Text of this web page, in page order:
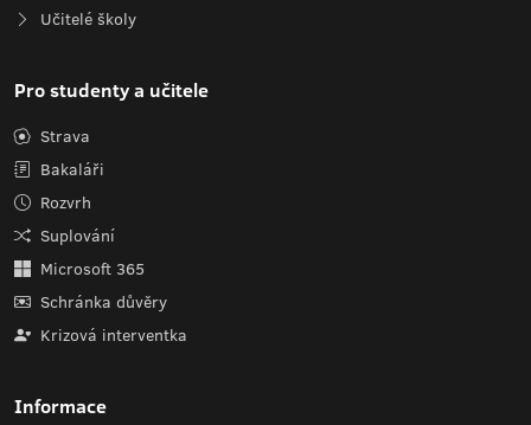
Učitelé školy
Pro studenty a učitele
Strava
Bakaláři
Rozvrh
Suplování
Microsoft 365
Schránka důvěry
Krizová interventka
Informace